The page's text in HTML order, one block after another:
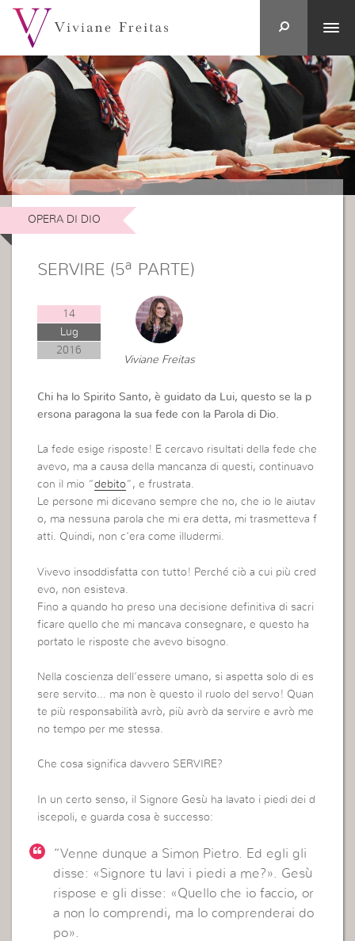
OPERA DI DIO
SERVIRE (5ª PARTE)
14
Lug
2016
Viviane Freitas
Chi ha lo Spirito Santo, è guidato da Lui, questo se la p
ersona paragona la sua fede con la Parola di Dio.
La fede esige risposte! E cercavo risultati della fede che
avevo, ma a causa della mancanza di questi, continuavo
con il mio “debito“, e frustrata.
Le persone mi dicevano sempre che no, che io le aiutav
o, ma nessuna parola che mi era detta, mi trasmetteva f
atti. Quindi, non c’era come illudermi.
Vivevo insoddisfatta con tutto! Perché ciò a cui più cred
evo, non esisteva.
Fino a quando ho preso una decisione definitiva di sacri
ficare quello che mi mancava consegnare, e questo ha
portato le risposte che avevo bisogno.
Nella coscienza dell’essere umano, si aspetta solo di es
sere servito… ma non è questo il ruolo del servo! Quan
te più responsabilità avrò, più avrò da servire e avrò me
no tempo per me stessa.
Che cosa significa davvero SERVIRE?
In un certo senso, il Signore Gesù ha lavato i piedi dei d
iscepoli, e guarda cosa è successo:
“Venne dunque a Simon Pietro. Ed egli gli
disse: «Signore tu lavi i piedi a me?». Gesù
rispose e gli disse: «Quello che io faccio, or
a non lo comprendi, ma lo comprenderai do
po».